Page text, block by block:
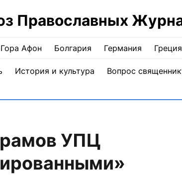
Православных
Афон Болгария Германия Греция
История и культура Вопрос
УПЦ